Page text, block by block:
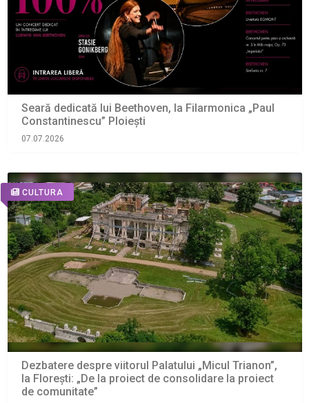
Seară dedicată lui Beethoven, la Filarmonica „Paul
Constantinescu” Ploiești
07.07.2026
CULTURA
Dezbatere despre viitorul Palatului „Micul Trianon”,
la Florești: „De la proiect de consolidare la proiect
de comunitate”